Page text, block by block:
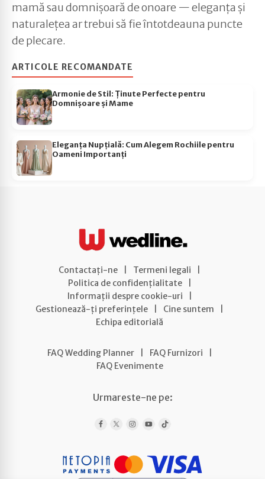
mamă sau domnișoară de onoare — eleganța și
naturalețea ar trebui să fie întotdeauna puncte
de plecare.
ARTICOLE RECOMANDATE
Armonie de Stil: Ținute Perfecte pentru
Domnișoare și Mame
Eleganța Nupțială: Cum Alegem Rochiile pentru
Oameni Importanți
Contactați-ne Termeni legali
Politica de confidențialitate
Informații despre cookie-uri
Gestionează-ți preferințele
Cine suntem
Echipa editorială
FAQ Wedding Planner FAQ Furnizori
FAQ Evenimente
Urmareste-ne pe: